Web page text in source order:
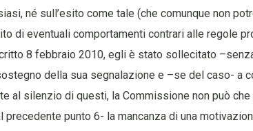
né sull’esito come tale (che comunque non
di eventuali comportamenti contrari alle regole
8 febbraio 2010, egli è stato sollecitato
della sua segnalazione e –se del caso- a
al silenzio di questi, la Commissione non può
punto 6- la mancanza di una